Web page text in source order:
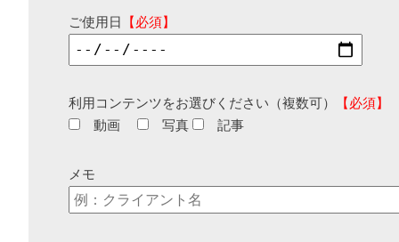
ご使用日 【必須】
利用コンテンツをお選びください（複数可）
【必須】
動画
写真 記事
メモ